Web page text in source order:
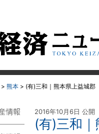
> 熊本 > (有)三和｜熊本県上益城郡
2016年10月6日 公開
(有)三和